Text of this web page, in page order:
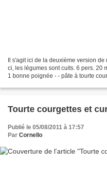
Il s'agit ici de la deuxième version de
ci, les légumes sont cuits. 6 pers. 20
1 bonne poignée - - pâte à tourte
Tourte courgettes et
Publié le 05/08/2011 à 17:57
Par Cornello